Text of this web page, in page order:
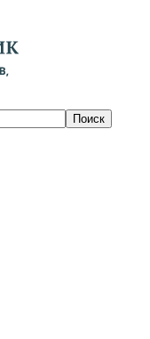
Поиск